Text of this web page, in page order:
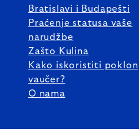
Bratislavi i Budapešti
Praćenje statusa vaše
narudžbe
Zašto Kulina
Kako iskoristiti poklon
vaučer?
O nama